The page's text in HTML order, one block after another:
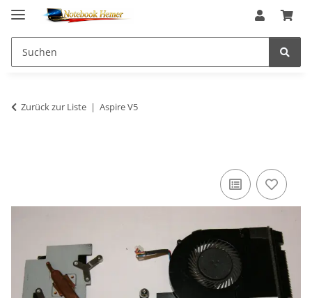
Zurück zur Liste Aspire V5